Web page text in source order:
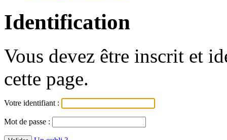
Identification
Vous devez être inscrit et
cette page.
Votre identifiant :
Mot de passe :